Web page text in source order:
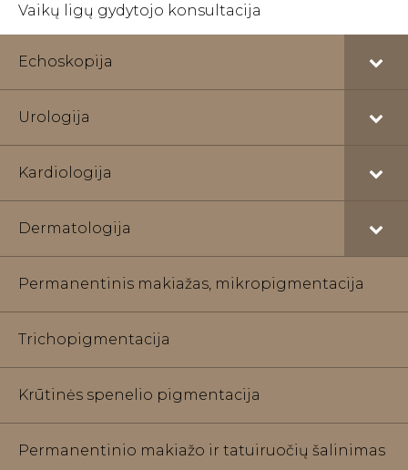
Vaikų ligų gydytojo konsultacija
Echoskopija
Urologija
Kardiologija
Dermatologija
Permanentinis makiažas, mikropigmentacija
Trichopigmentacija
Krūtinės spenelio pigmentacija
Permanentinio makiažo ir tatuiruočių šalinimas